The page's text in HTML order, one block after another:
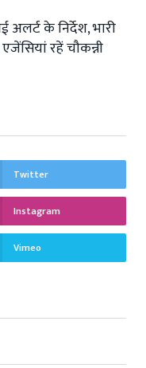
अलर्ट के निर्देश, भारी
रहें चौकन्नी
Twitter
Instagram
Vimeo